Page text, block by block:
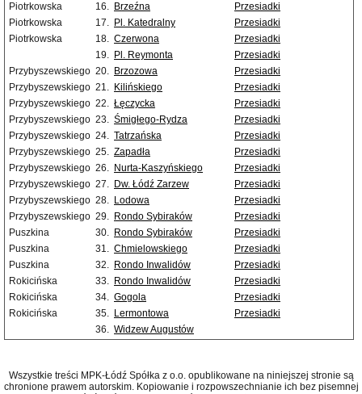
Piotrkowska
16. Brzeźna
Przesiadki
Piotrkowska
17. Pl. Katedralny
Przesiadki
Piotrkowska
18. Czerwona
Przesiadki
19. Pl. Reymonta
Przesiadki
Przybyszewskiego 20. Brzozowa
Przesiadki
Przybyszewskiego 21. Kilińskiego
Przesiadki
Przybyszewskiego 22. Łęczycka
Przesiadki
Przybyszewskiego 23. Śmigłego-Rydza
Przesiadki
Przybyszewskiego 24. Tatrzańska
Przesiadki
Przybyszewskiego 25. Zapadła
Przesiadki
Przybyszewskiego 26. Nurta-Kaszyńskiego
Przesiadki
Przybyszewskiego 27. Dw. Łódź Zarzew
Przesiadki
Przybyszewskiego 28. Lodowa
Przesiadki
Przybyszewskiego 29. Rondo Sybiraków
Przesiadki
Puszkina
30. Rondo Sybiraków
Przesiadki
Puszkina
31. Chmielowskiego
Przesiadki
Puszkina
32. Rondo Inwalidów
Przesiadki
Rokicińska
33. Rondo Inwalidów
Przesiadki
Rokicińska
34. Gogola
Przesiadki
Rokicińska
35. Lermontowa
Przesiadki
36. Widzew Augustów
Wszystkie treści MPK-Łódź Spółka z o.o. opublikowane na niniejszej stronie są
chronione prawem autorskim. Kopiowanie i rozpowszechnianie ich bez pisemnej